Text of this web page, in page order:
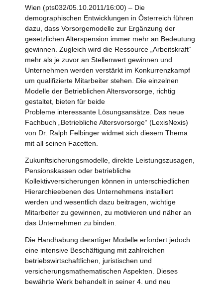
Wien (pts032/05.10.2011/16:00) – Die
demographischen Entwicklungen in Österreich führen
dazu, dass Vorsorgemodelle zur Ergänzung der
gesetzlichen Alterspension immer mehr an Bedeutung
gewinnen. Zugleich wird die Ressource „Arbeitskraft“
mehr als je zuvor an Stellenwert gewinnen und
Unternehmen werden verstärkt im Konkurrenzkampf
um qualifizierte Mitarbeiter stehen. Die einzelnen
Modelle der Betrieblichen Altersvorsorge, richtig
gestaltet, bieten für beide
Probleme interessante Lösungsansätze. Das neue
Fachbuch „Betriebliche Altersvorsorge“ (LexisNexis)
von Dr. Ralph Felbinger widmet sich diesem Thema
mit all seinen Facetten.
Zukunftsicherungsmodelle, direkte Leistungszusagen,
Pensionskassen oder betriebliche
Kollektivversicherungen können in unterschiedlichen
Hierarchieebenen des Unternehmens installiert
werden und wesentlich dazu beitragen, wichtige
Mitarbeiter zu gewinnen, zu motivieren und näher an
das Unternehmen zu binden.
Die Handhabung derartiger Modelle erfordert jedoch
eine intensive Beschäftigung mit zahlreichen
betriebswirtschaftlichen, juristischen und
versicherungsmathematischen Aspekten. Dieses
bewährte Werk behandelt in seiner 4. und neu